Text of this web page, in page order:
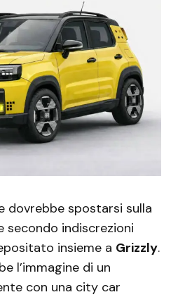
dovrebbe spostarsi sulla
secondo indiscrezioni
insieme a Grizzly.
l’immagine di un
con una city car